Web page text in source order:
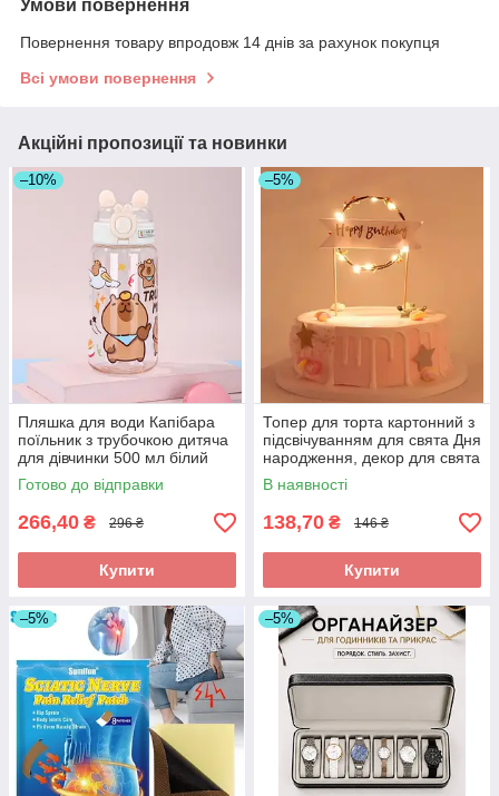
Умови повернення
Повернення товару впродовж 14 днів за рахунок покупця
Всі умови повернення
Акційні пропозиції та новинки
–10%
Пляшка для води Капібара
поїльник з трубочкою дитяча
для дівчинки 500 мл білий
Готово до відправки
266,40 ₴ 296 ₴
Купити
–5%
Топер для торта картонний з
підсвічуванням для свята Дня
народження, декор для свята
В наявності
138,70 ₴ 146 ₴
Купити
–5% –5%